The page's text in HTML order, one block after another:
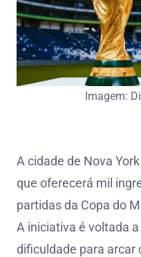
Imagem:
A cidade de Nova
que oferecerá mil
partidas da Copa do
A iniciativa é voltada
dificuldade para arcar